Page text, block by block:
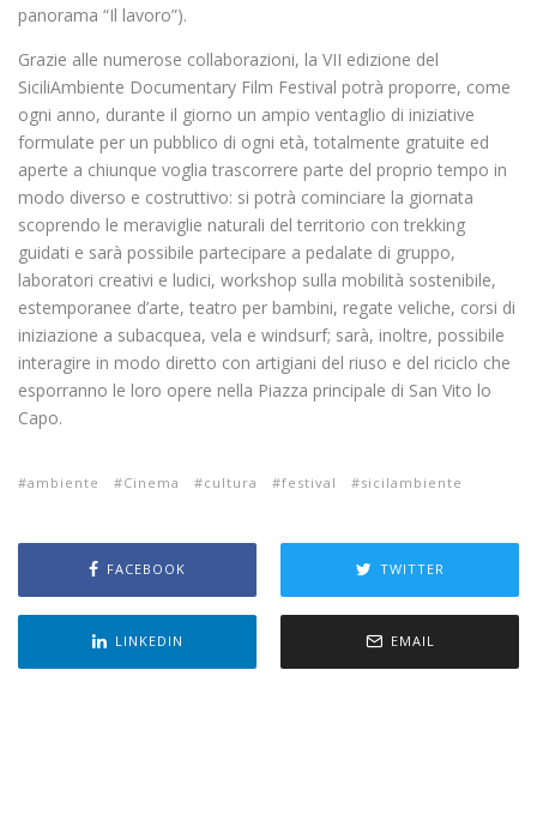
panorama “Il lavoro”).
Grazie alle numerose collaborazioni, la VII edizione del
SiciliAmbiente Documentary Film Festival potrà proporre, come
ogni anno, durante il giorno un ampio ventaglio di iniziative
formulate per un pubblico di ogni età, totalmente gratuite ed
aperte a chiunque voglia trascorrere parte del proprio tempo in
modo diverso e costruttivo: si potrà cominciare la giornata
scoprendo le meraviglie naturali del territorio con trekking
guidati e sarà possibile partecipare a pedalate di gruppo,
laboratori creativi e ludici, workshop sulla mobilità sostenibile,
estemporanee d’arte, teatro per bambini, regate veliche, corsi di
iniziazione a subacquea, vela e windsurf; sarà, inoltre, possibile
interagire in modo diretto con artigiani del riuso e del riciclo che
esporranno le loro opere nella Piazza principale di San Vito lo
Capo.
ambiente Cinema cultura festival sicilambiente
FACEBOOK TWITTER
LINKEDIN EMAIL